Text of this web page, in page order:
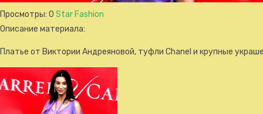
Просмотры: 0 Star Fashion
Описание материала:
Платье от Виктории Андреяновой, туфли Chanel и крупные